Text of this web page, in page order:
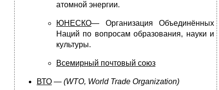
атомной энергии.
ЮНЕСКО— Организация Объединённых
Наций по вопросам образования, науки и
культуры.
Всемирный почтовый союз
ВТО — (WTO, World Trade Organization)